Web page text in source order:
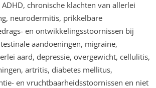
chronische klachten van allerlei
neurodermitis, prikkelbare
en ontwikkelingsstoornissen bij
aandoeningen, migraine,
aard, depressie, overgewicht, cellulitis,
artritis, diabetes mellitus,
en vruchtbaarheidsstoornissen en niet